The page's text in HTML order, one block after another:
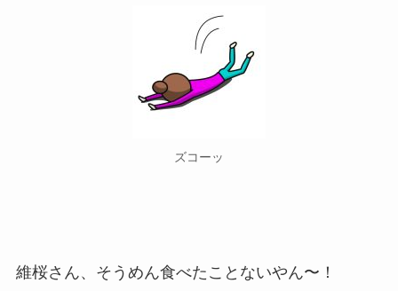
ズコーッ
維桜さん、そうめん食べたことないやん〜！